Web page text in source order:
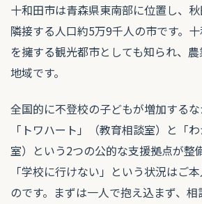
十和田市は青森県東南部に位置し、
隣接する人口約5万9千人の市です。
を擁する観光都市としても知られ、
地域です。
全国的に不登校の子どもが増加する
「トワハート」（教育相談室）と「
室）という2つの公的な支援拠点が整
「学校に行けない」という状況はご
のです。まずは一人で抱え込まず、